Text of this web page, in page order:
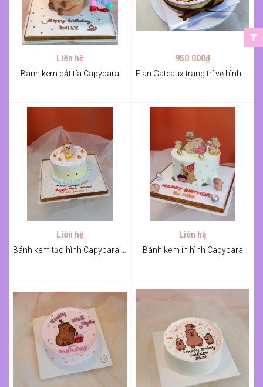
Liên hệ
Bánh kem cắt tỉa Capybara
950.000₫
Liên hệ
Liên hệ
Bánh kem in hình Capybara